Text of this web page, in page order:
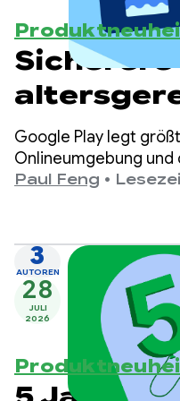
Sicherere
auf
Google Play legt
Onlineumgebung und
Schaden.
Paul Feng •
3
AUTOREN
28
JULI
2026